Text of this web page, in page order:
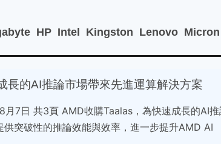
HP Intel Kingston Lenovo Micron
長的AI推論市場帶來先進運算解決方案
7日 共3頁 AMD收購Taalas，為快速成長的AI
突破性的推論效能與效率，進一步提升AMD AI